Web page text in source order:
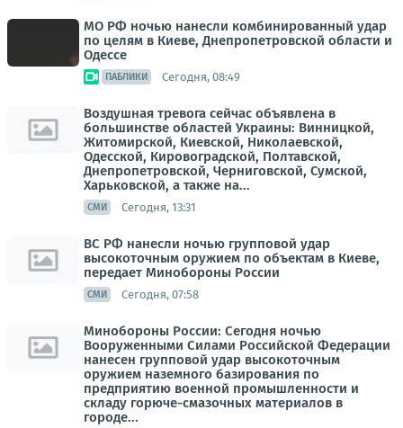
МО РФ ночью нанесли комбинированный удар
по целям в Киеве, Днепропетровской области и
Одессе
ПАБЛИКИ Сегодня, 08:49
Воздушная тревога сейчас объявлена в
большинстве областей Украины: Винницкой,
Житомирской, Киевской, Николаевской,
Одесской, Кировоградской, Полтавской,
Днепропетровской, Черниговской, Сумской,
Харьковской, а также на...
СМИ Сегодня, 13:31
ВС РФ нанесли ночью групповой удар
высокоточным оружием по объектам в Киеве,
передает Минобороны России
СМИ Сегодня, 07:58
Минобороны России: Сегодня ночью
Вооруженными Силами Российской Федерации
нанесен групповой удар высокоточным
оружием наземного базирования по
предприятию военной промышленности и
складу горюче-смазочных материалов в
городе...